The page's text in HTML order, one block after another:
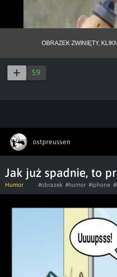
OBRAZEK ZWINIĘTY,
59
ostpreussen
Jak już spadnie, to
Humor #obrazek #humor #iphone